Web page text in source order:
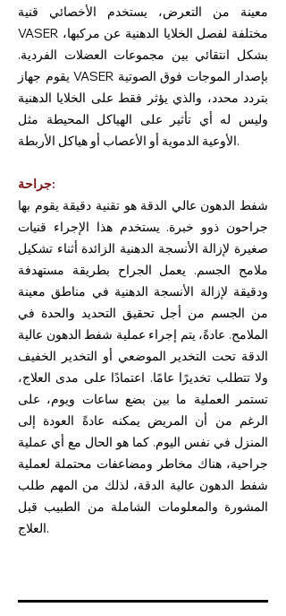
معينة من التعرض، يستخدم الأخصائي قنية
VASER مختلفة لفصل الخلايا الدهنية عن مركبها،
بشكل انتقائي بين مجموعات العضلات الفردية.
يقوم جهاز VASER بإصدار الموجات فوق الصوتية
بتردد محدد، والذي يؤثر فقط على الخلايا الدهنية
وليس له أي تأثير على الهياكل المحيطة مثل
الأوعية الدموية أو الأعصاب أو هياكل الأربطة.
جراحة:
شفط الدهون عالي الدقة هو تقنية دقيقة يقوم بها
جراحون ذوو خبرة. يستخدم هذا الإجراء قنيات
صغيرة لإزالة الأنسجة الدهنية الزائدة أثناء تشكيل
ملامح الجسم. يعمل الجراح بطريقة مستهدفة
ودقيقة لإزالة الأنسجة الدهنية في مناطق معينة
من الجسم من أجل تحقيق التحديد والحدة في
الملامح. عادةً، يتم إجراء عملية شفط الدهون عالية
الدقة تحت التخدير الموضعي أو التخدير الخفيف
ولا تتطلب تخديرًا عامًا. اعتمادًا على مدى العلاج،
تستمر العملية ما بين بضع ساعات ويوم، على
الرغم من أن المريض يمكنه عادةً العودة إلى
المنزل في نفس اليوم. كما هو الحال مع أي عملية
جراحية، هناك مخاطر ومضاعفات محتملة لعملية
شفط الدهون عالية الدقة، لذلك من المهم طلب
المشورة والمعلومات الشاملة من الطبيب قبل
العلاج.